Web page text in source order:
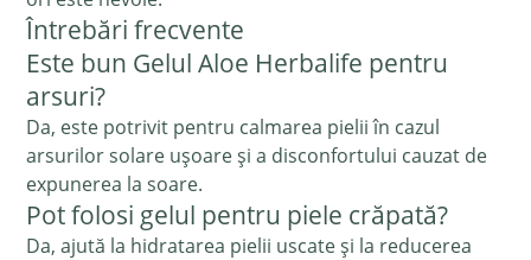
Întrebări frecvente
Este bun Gelul Aloe Herbalife pentru
arsuri?
Da, este potrivit pentru calmarea pielii în cazul
arsurilor solare ușoare și a disconfortului cauzat de
expunerea la soare.
Pot folosi gelul pentru piele crăpată?
Da, ajută la hidratarea pielii uscate și la reducerea